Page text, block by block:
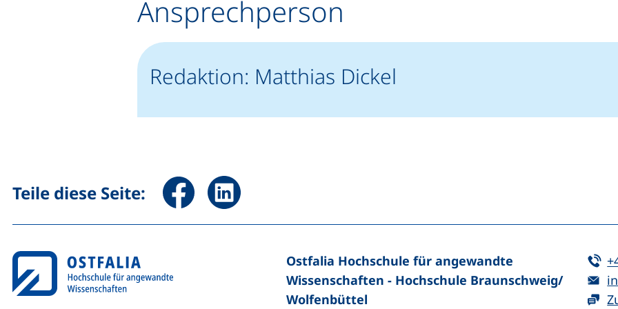
Ansprechperson
Redaktion: Matthias Dickel
Teile diese Seite: Seite über Facebook teilen (externer Link, öffnet neues Fenster)
Seite über LinkedIn teilen (externer Link, öffnet neues Fenster)
Ostfalia Hochschule für angewandte
Wissenschaften - Hochschule Braunschweig/​
Wolfenbüttel